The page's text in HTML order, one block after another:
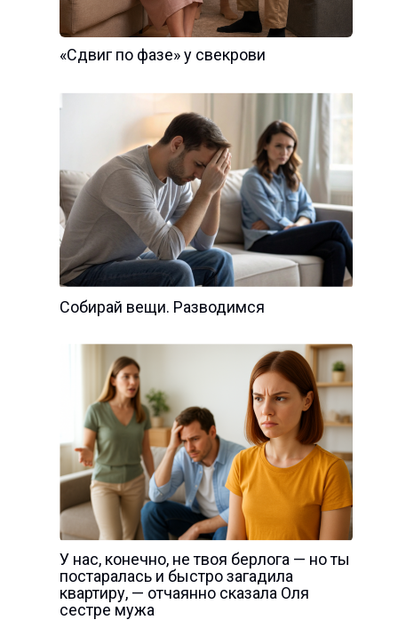
«Сдвиг по фазе» у свекрови
Собирай вещи. Разводимся
У нас, конечно, не твоя берлога — но ты
постаралась и быстро загадила
квартиру, — отчаянно сказала Оля
сестре мужа